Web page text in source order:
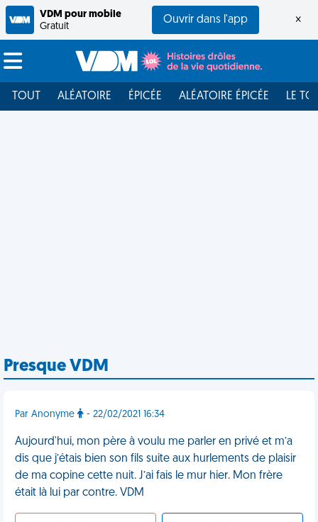
VDM pour mobile
Gratuit
Ouvrir dans l'app ×
TOUT ALÉATOIRE ÉPICÉE ALÉATOIRE ÉPICÉE LE
Presque VDM
Par Anonyme - 22/02/2021 16:34
Aujourd'hui, mon père à voulu me parler en privé et m’a
dis que j’étais bien son fils suite aux hurlements de plaisir
de ma copine cette nuit. J’ai fais le mur hier. Mon frère
était là lui par contre. VDM